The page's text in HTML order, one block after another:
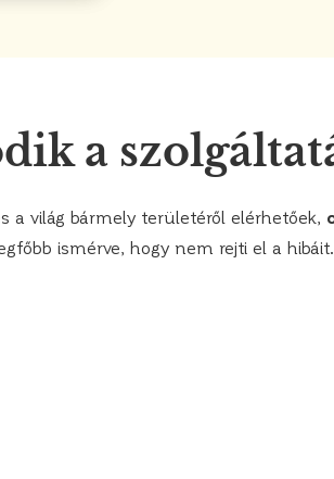
a
a világ bármely területéről elérhetőek,
ismérve, hogy nem rejti el a